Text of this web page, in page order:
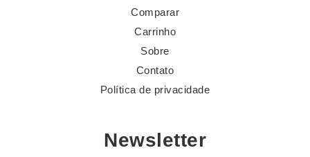
Comparar
Carrinho
Sobre
Contato
Política de privacidade
Newsletter